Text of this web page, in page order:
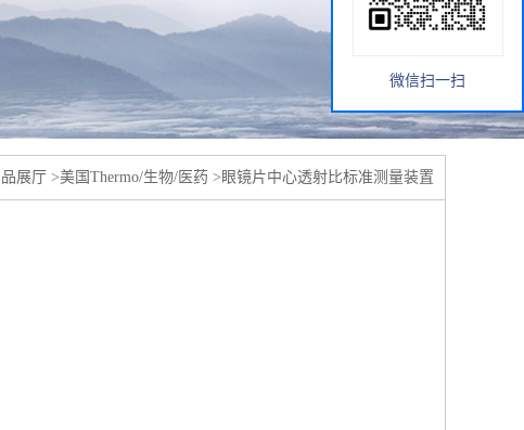
展厅 >美国Thermo/生物/医药 > 眼镜片中心透射比标准测量装置
微信扫一扫